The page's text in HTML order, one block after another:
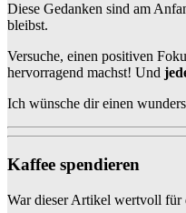
Diese Gedanken sind am
bleibst.
Versuche, einen positiven
hervorragend machst! Und
Ich wünsche dir einen
Kaffee spendieren
War dieser Artikel wertvoll für